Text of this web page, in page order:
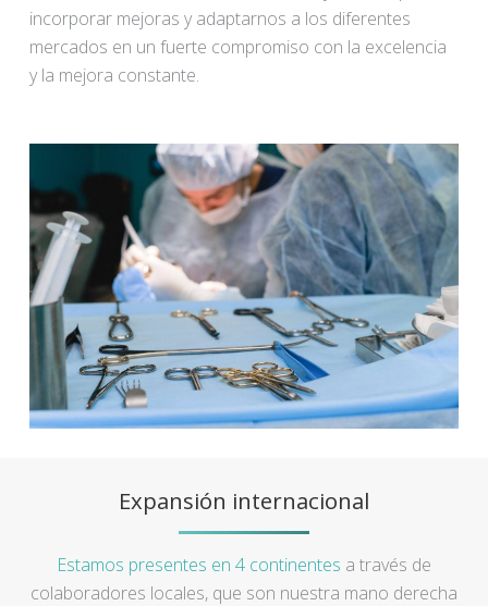
incorporar mejoras y adaptarnos a los diferentes
mercados en un fuerte compromiso con la excelencia
y la mejora constante.
Expansión internacional
Estamos presentes en 4 continentes a través de
colaboradores locales, que son nuestra mano derecha